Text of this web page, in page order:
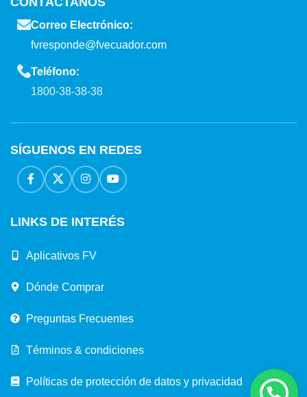
Correo Electrónico:
fvresponde@fvecuador.com
Teléfono:
1800-38-38-38
SÍGUENOS EN REDES
LINKS DE INTERÉS
Aplicativos FV
Dónde Comprar
Preguntas Frecuentes
Términos & condiciones
Políticas de protección de datos y privacidad